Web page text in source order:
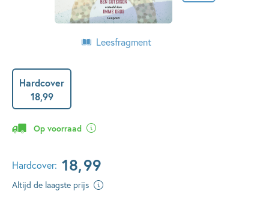
Leesfragment
Hardcover
18,99
Op voorraad
Hardcover: 18,99
Altijd de laagste prijs